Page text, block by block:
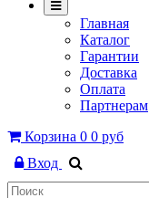
Главная
Каталог
Гарантии
Доставка
Оплата
Партнерам
Корзина 0 0 руб
Вход